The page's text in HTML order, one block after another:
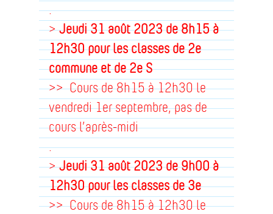
.
>Jeudi 31 août 2023 de 8h15 à
12h30 pour les classes de 2e
commune et de 2e S
>> Cours de 8h15 à 12h30 le
vendredi 1er septembre, pas de
cours l’après-midi
.
>Jeudi 31 août 2023 de 9h00 à
12h30pour les classes de 3e
>> Cours de 8h15 à 12h30 le